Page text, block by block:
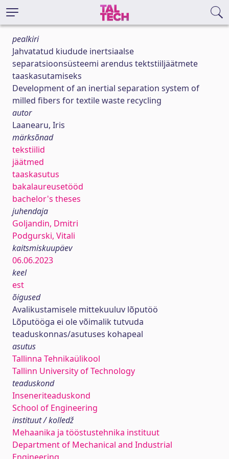
pealkiri
Jahvatatud kiudude inertsiaalse
separatsioonsüsteemi arendus tektstiiljäätmete
taaskasutamiseks
Development of an inertial separation system of
milled fibers for textile waste recycling
autor
Laanearu, Iris
märksõnad
tekstiilid
jäätmed
taaskasutus
bakalaureusetööd
bachelor's theses
juhendaja
Goljandin, Dmitri
Podgurski, Vitali
kaitsmiskuupäev
06.06.2023
keel
est
õigused
Avalikustamisele mittekuuluv lõputöö
Lõputööga ei ole võimalik tutvuda
teaduskonnas/asutuses kohapeal
asutus
Tallinna Tehnikaülikool
Tallinn University of Technology
teaduskond
Inseneriteaduskond
School of Engineering
instituut / kolledž
Mehaanika ja tööstustehnika instituut
Department of Mechanical and Industrial